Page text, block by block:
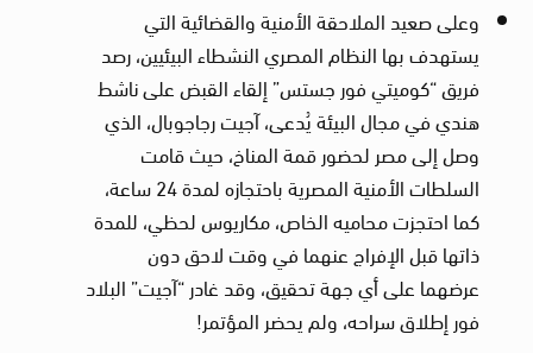
وعلى صعيد الملاحقة الأمنية والقضائية التي
يستهدف بها النظام المصري النشطاء البيئيين، رصد
فريق “كوميتي فور جستس” إلقاء القبض على ناشط
هندي في مجال البيئة يُدعى، آجيت رجاجوبال، الذي
وصل إلى مصر لحضور قمة المناخ، حيث قامت
السلطات الأمنية المصرية باحتجازه لمدة 24 ساعة،
كما احتجزت محاميه الخاص، مكاريوس لحظي، للمدة
ذاتها قبل الإفراج عنهما في وقت لاحق دون
عرضهما على أي جهة تحقيق، وقد غادر “آجيت” البلاد
فور إطلاق سراحه، ولم يحضر المؤتمر!